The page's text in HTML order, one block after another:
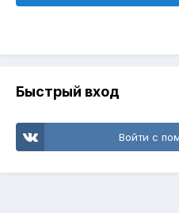
Быстрый вход
Войти с